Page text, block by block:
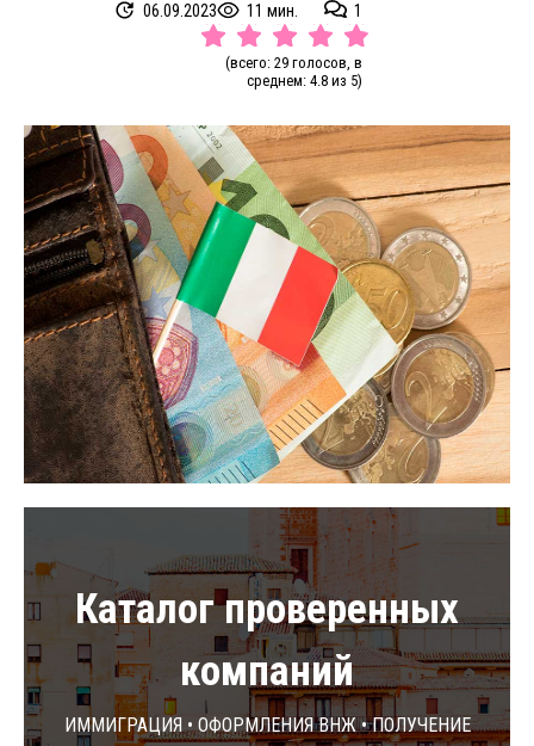
06.09.2023
11 мин.
1
(всего: 29 голосов, в
среднем: 4.8 из 5)
Каталог проверенных
компаний
Иммиграция • Оформления ВНЖ • Получение